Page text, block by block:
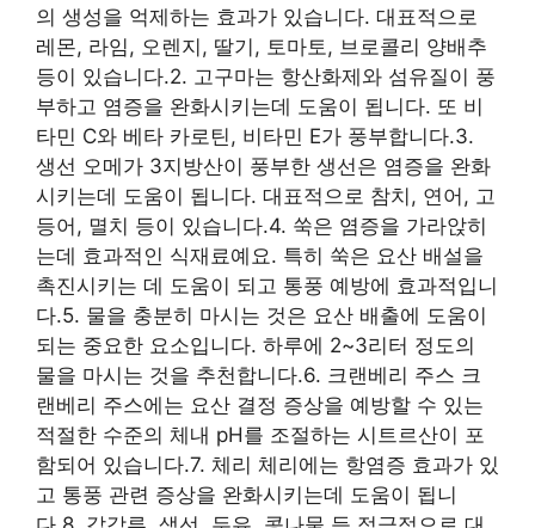
의 생성을 억제하는 효과가 있습니다. 대표적으로
레몬, 라임, 오렌지, 딸기, 토마토, 브로콜리 양배추
등이 있습니다.2. 고구마는 항산화제와 섬유질이 풍
부하고 염증을 완화시키는데 도움이 됩니다. 또 비
타민 C와 베타 카로틴, 비타민 E가 풍부합니다.3.
생선 오메가 3지방산이 풍부한 생선은 염증을 완화
시키는데 도움이 됩니다. 대표적으로 참치, 연어, 고
등어, 멸치 등이 있습니다.4. 쑥은 염증을 가라앉히
는데 효과적인 식재료예요. 특히 쑥은 요산 배설을
촉진시키는 데 도움이 되고 통풍 예방에 효과적입니
다.5. 물을 충분히 마시는 것은 요산 배출에 도움이
되는 중요한 요소입니다. 하루에 2~3리터 정도의
물을 마시는 것을 추천합니다.6. 크랜베리 주스 크
랜베리 주스에는 요산 결정 증상을 예방할 수 있는
적절한 수준의 체내 pH를 조절하는 시트르산이 포
함되어 있습니다.7. 체리 체리에는 항염증 효과가 있
고 통풍 관련 증상을 완화시키는데 도움이 됩니